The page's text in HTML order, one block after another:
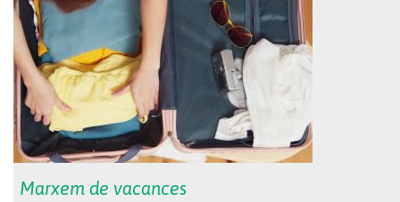
Marxem de vacances